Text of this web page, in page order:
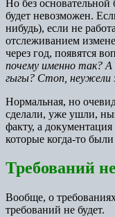
Но без
будет невозможен.
нибудь), если не
отслеживанием
через год, появятся
почему именно так?
гыгы? Стоп, неужели
Нормальная, но
сделали, уже ушли,
факту, а документация
которые когда-то
Требований
Вообще, о
требований не будет.